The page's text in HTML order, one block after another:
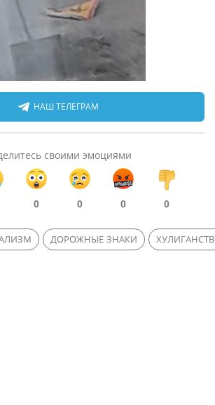
НАШ ТЕЛЕГРАМ
своими эмоциями
0 0 0 0
ДОРОЖНЫЕ ЗНАКИ